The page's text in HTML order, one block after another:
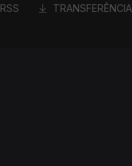
RSS TRANSFERÊNCIA